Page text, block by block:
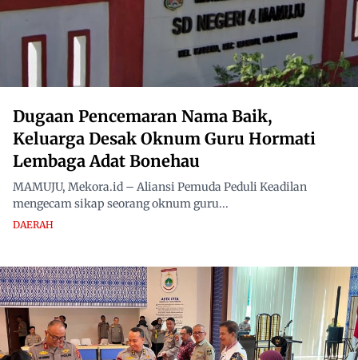
Dugaan Pencemaran Nama Baik,
Keluarga Desak Oknum Guru Hormati
Lembaga Adat Bonehau
MAMUJU, Mekora.id – Aliansi Pemuda Peduli Keadilan
mengecam sikap seorang oknum guru...
DAERAH